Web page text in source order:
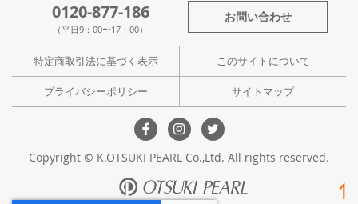
0120-877-186
（平日9：00〜17：00）
お問い合わせ
特定商取引法に基づく表示 このサイトについて
プライバシーポリシー サイトマップ
Copyright © K.OTSUKI PEARL Co.,Ltd. All rights reserved.